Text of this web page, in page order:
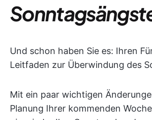
Und schon haben Sie es: Ihren
Leitfaden zur Überwindung des
Mit ein paar wichtigen
Planung Ihrer kommenden